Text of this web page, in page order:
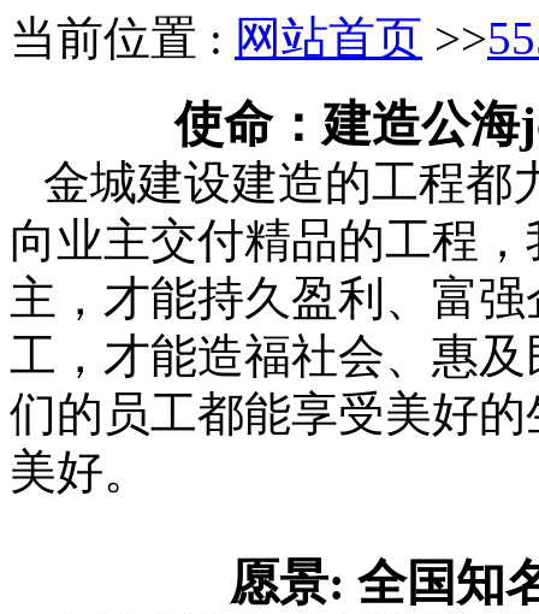
当前位置 : 网站首页 >>
使命：建造公海
金城建设建造的工程都
向业主交付精品的工程
主，才能持久盈利、富
工，才能造福社会、惠
们的员工都能享受美好
美好。
愿景: 全国知